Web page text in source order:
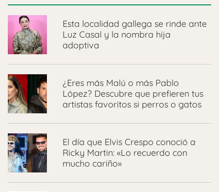
Esta localidad gallega se rinde ante
Luz Casal y la nombra hija
adoptiva
¿Eres más Malú o más Pablo
López? Descubre que prefieren tus
artistas favoritos si perros o gatos
El día que Elvis Crespo conoció a
Ricky Martin: «Lo recuerdo con
mucho cariño»